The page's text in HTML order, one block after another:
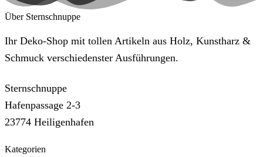
Über Sternschnuppe
Ihr Deko-Shop mit tollen Artikeln aus Holz, Kunstharz &
Schmuck verschiedenster Ausführungen.
Sternschnuppe
Hafenpassage 2-3
23774 Heiligenhafen
Kategorien